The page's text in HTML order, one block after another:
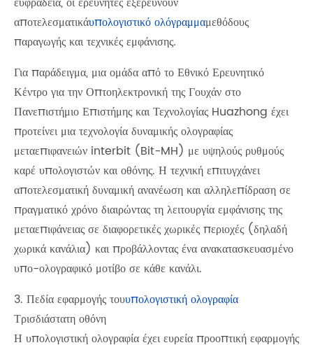
αποτελεσματικάυπολογιστικό ολόγραμμαμεθόδους
παραγωγής και τεχνικές εμφάνισης.
Για παράδειγμα, μια ομάδα από το Εθνικό Ερευνητικό
Κέντρο για την Οπτοηλεκτρονική της Γουχάν στο
Πανεπιστήμιο Επιστήμης και Τεχνολογίας Huazhong έχει
προτείνει μια τεχνολογία δυναμικής ολογραφίας
μεταεπιφανειών interbit (Bit-MH) με υψηλούς ρυθμούς
καρέ υπολογιστών και οθόνης. Η τεχνική επιτυγχάνει
αποτελεσματική δυναμική ανανέωση και αλληλεπίδραση σε
πραγματικό χρόνο διαιρώντας τη λειτουργία εμφάνισης της
μεταεπιφάνειας σε διαφορετικές χωρικές περιοχές (δηλαδή
χωρικά κανάλια) και προβάλλοντας ένα ανακατασκευασμένο
υπο-ολογραφικό μοτίβο σε κάθε κανάλι.
3. Πεδία εφαρμογής τουυπολογιστική ολογραφία
Τρισδιάστατη οθόνη
Η υπολογιστική ολογραφία έχει ευρεία προοπτική εφαρμογής